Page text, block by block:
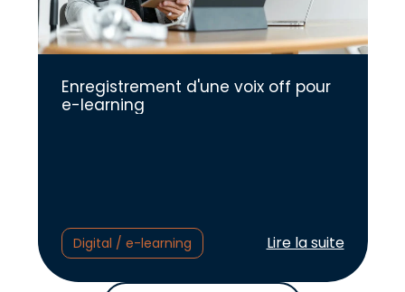
Enregistrement d'une voix off pour
e-learning
Digital / e-learning Lire l'article :
Lire la suite